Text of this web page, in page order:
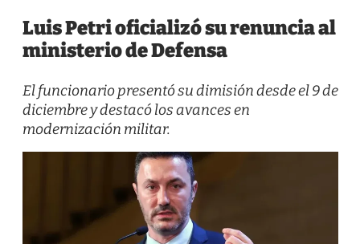
Luis Petri oficializó su renuncia al
ministerio de Defensa
El funcionario presentó su dimisión desde el 9 de
diciembre y destacó los avances en
modernización militar.